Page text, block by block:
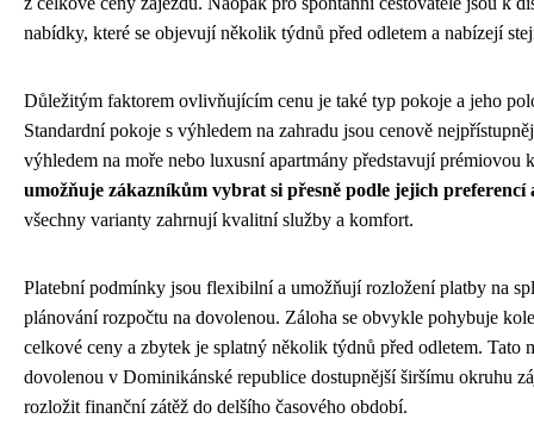
nabídky, které se objevují několik týdnů před odletem a nabízejí
Důležitým faktorem ovlivňujícím cenu je také typ pokoje a jeho
Standardní pokoje s výhledem na zahradu jsou cenově
výhledem na moře nebo luxusní apartmány představují prémiovou
umožňuje zákazníkům vybrat si přesně podle jejich preferencí
všechny varianty zahrnují kvalitní služby a komfort.
Platební podmínky jsou flexibilní a umožňují rozložení platby na
plánování rozpočtu na dovolenou. Záloha se obvykle pohybuje
celkové ceny a zbytek je splatný několik týdnů před odletem. Tato
dovolenou v Dominikánské republice dostupnější širšímu okruhu
rozložit finanční zátěž do delšího časového období.